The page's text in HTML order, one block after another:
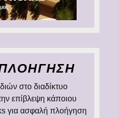
στο διαδίκτυο
επίβλεψη κάποιου
για ασφαλή πλοήγηση